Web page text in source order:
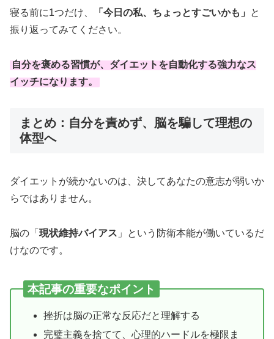
寝る前に1つだけ、 「 今日の私、ちょっとすごいかも 」
と
振り返ってみてください。
自分を褒める習慣が、ダイエットを自動化する強力なス
イッチになります。
まとめ：自分を責めず、脳を騙して理想の
体型へ
ダイエットが続かないのは、決してあなたの意志が弱いか
らではありません。
脳の「 現状維持バイアス 」という防衛本能が働いているだ
けなのです。
本記事の重要なポイント
挫折は脳の正常な反応だと理解する
完璧主義を捨てて、心理的ハードルを極限ま